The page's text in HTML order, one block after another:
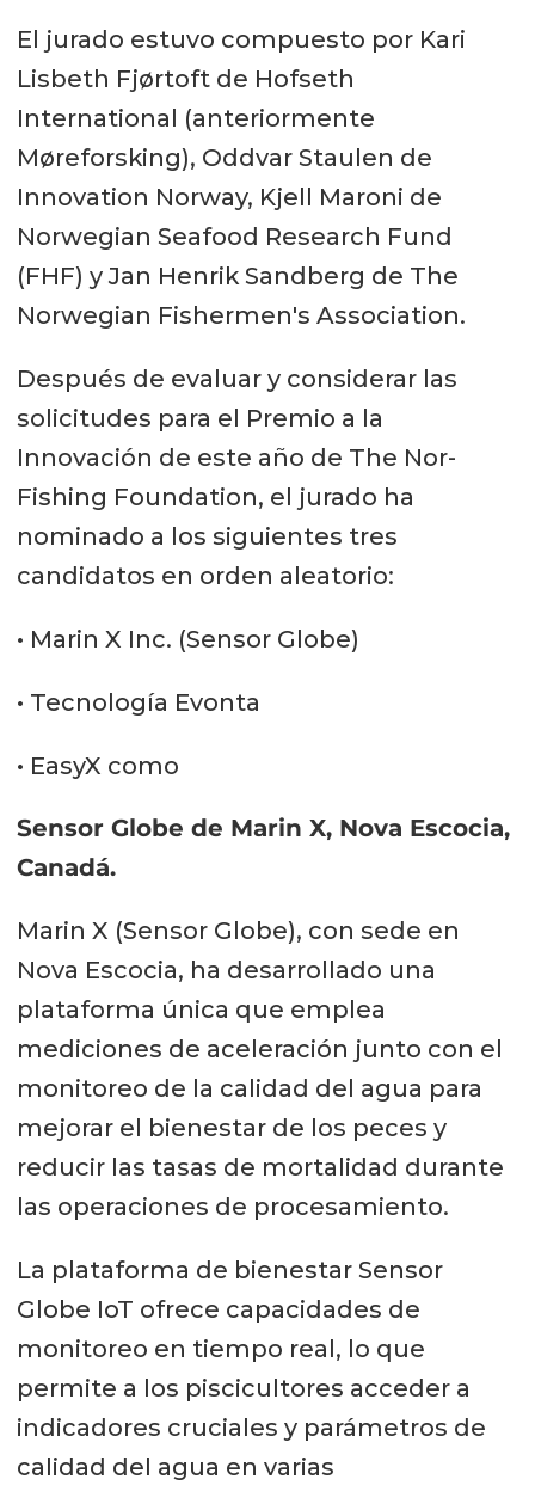
El jurado estuvo compuesto por Kari
Lisbeth Fjørtoft de Hofseth
International (anteriormente
Møreforsking), Oddvar Staulen de
Innovation Norway, Kjell Maroni de
Norwegian Seafood Research Fund
(FHF) y Jan Henrik Sandberg de The
Norwegian Fishermen's Association.
Después de evaluar y considerar las
solicitudes para el Premio a la
Innovación de este año de The Nor-
Fishing Foundation, el jurado ha
nominado a los siguientes tres
candidatos en orden aleatorio:
• Marin X Inc. (Sensor Globe)
• Tecnología Evonta
• EasyX como
Sensor Globe de Marin X, Nova Escocia,
Canadá.
Marin X (Sensor Globe), con sede en
Nova Escocia, ha desarrollado una
plataforma única que emplea
mediciones de aceleración junto con el
monitoreo de la calidad del agua para
mejorar el bienestar de los peces y
reducir las tasas de mortalidad durante
las operaciones de procesamiento.
La plataforma de bienestar Sensor
Globe IoT ofrece capacidades de
monitoreo en tiempo real, lo que
permite a los piscicultores acceder a
indicadores cruciales y parámetros de
calidad del agua en varias